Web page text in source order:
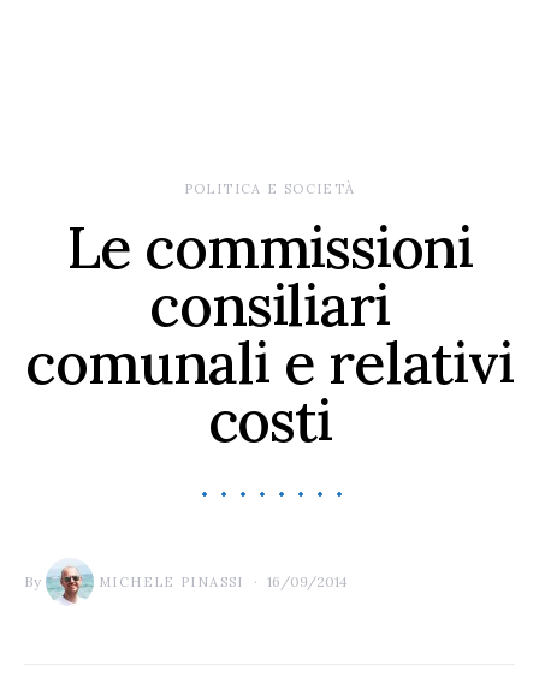
POLITICA E SOCIETÀ
Le commissioni
consiliari
comunali e relativi
costi
By MICHELE PINASSI 16/09/2014